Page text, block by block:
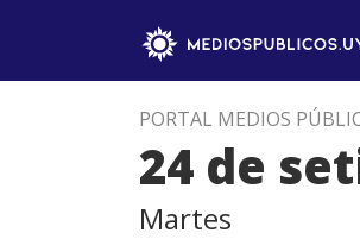
PORTAL MEDIOS
24 de
Martes